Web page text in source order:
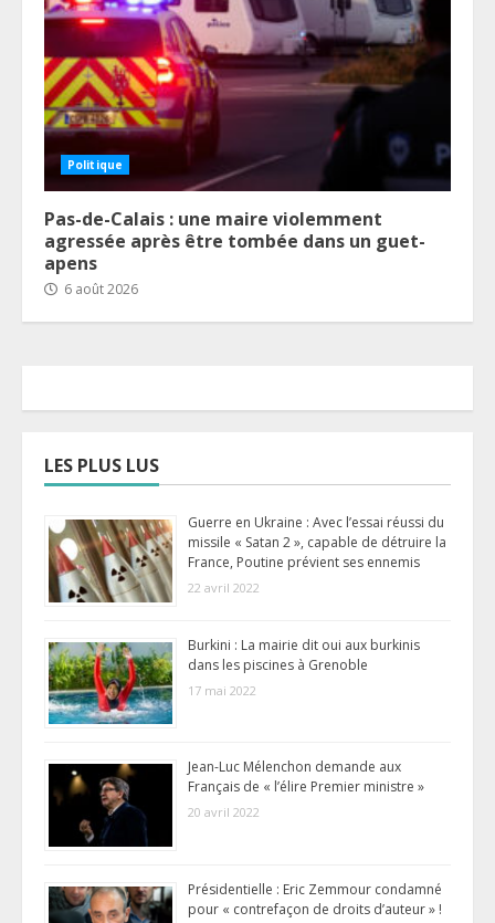
Politique
Pas-de-Calais : une maire violemment
agressée après être tombée dans un guet-
apens
6 août 2026
LES PLUS LUS
Guerre en Ukraine : Avec l’essai réussi du
missile « Satan 2 », capable de détruire la
France, Poutine prévient ses ennemis
22 avril 2022
Burkini : La mairie dit oui aux burkinis
dans les piscines à Grenoble
17 mai 2022
Jean-Luc Mélenchon demande aux
Français de « l’élire Premier ministre »
20 avril 2022
Présidentielle : Eric Zemmour condamné
pour « contrefaçon de droits d’auteur » !